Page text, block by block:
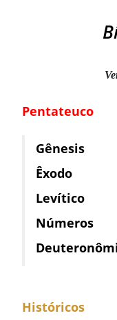
Pentateuco
Gênesis
Êxodo
Levítico
Números
Históricos